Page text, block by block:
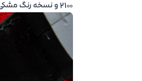
2100 و نسخه رنگ مشکی طرف هستیم.